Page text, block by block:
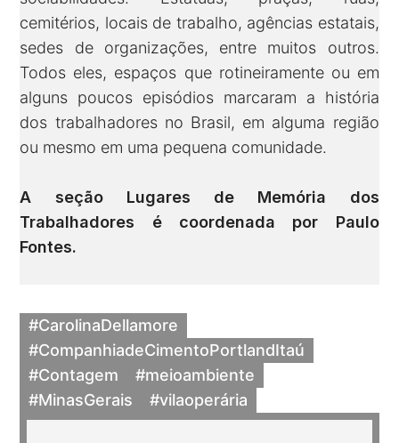
cemitérios, locais de trabalho, agências estatais,
sedes de organizações, entre muitos outros.
Todos eles, espaços que rotineiramente ou em
alguns poucos episódios marcaram a história
dos trabalhadores no Brasil, em alguma região
ou mesmo em uma pequena comunidade.
A seção Lugares de Memória dos
Trabalhadores é coordenada por Paulo
Fontes.
#CarolinaDellamore
#CompanhiadeCimentoPortlandItaú
#Contagem
#meioambiente
#MinasGerais
#vilaoperária